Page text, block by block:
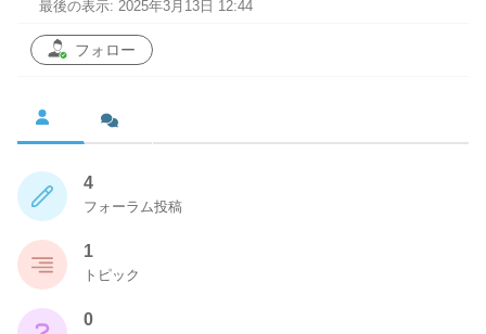
最後の表示: 2025年3月13日 12:44
フォロー
4
フォーラム投稿
1
トピック
0